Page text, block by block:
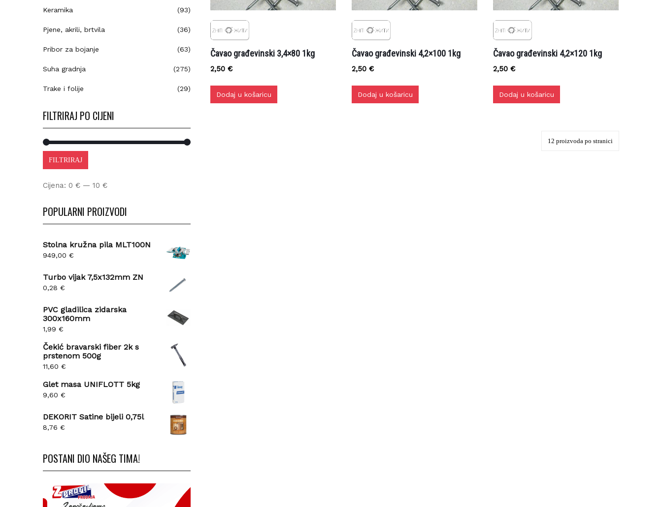
Čavao građevinski 3,4×80 1kg
2,50€
Dodaj u košaricu
Čavao građevinski 4,2×100 1kg
2,50€
Dodaj u košaricu
Čavao građevinski 4,2×120 1kg
2,50€
Dodaj u košaricu
Keramika (93)
Pjene, akrili, brtvila (36)
Pribor za bojanje (63)
Suha gradnja (275)
Trake i folije (29)
FILTRIRAJ PO CIJENI
FILTRIRAJ
Cijena:0 €—10 €
POPULARNI PROIZVODI
Stolna kružna pila MLT100N
949,00€
Turbo vijak 7,5x132mm ZN
0,28€
PVC gladilica zidarska
300x160mm
1,99€
Čekić bravarski fiber 2k s
prstenom 500g
11,60€
Glet masa UNIFLOTT 5kg
9,60€
DEKORIT Satine bijeli 0,75l
8,76€
POSTANI DIO NAŠEG TIMA!